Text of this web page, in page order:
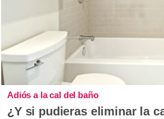
Adiós a la cal del baño
¿Y si pudieras eliminar la